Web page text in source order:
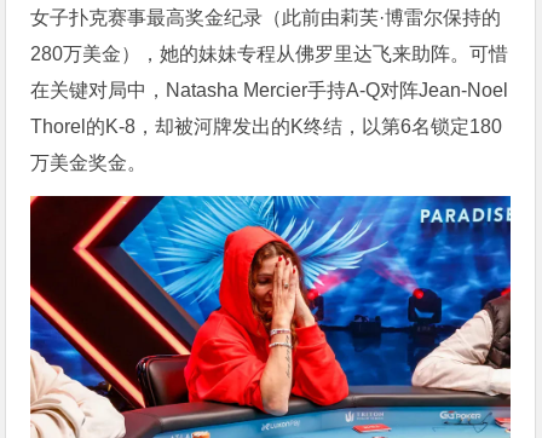
女子扑克赛事最高奖金纪录（此前由莉芙·博雷尔保持的
280万美金），她的妹妹专程从佛罗里达飞来助阵。可惜
在关键对局中，Natasha Mercier手持A-Q对阵Jean-Noel
Thorel的K-8，却被河牌发出的K终结，以第6名锁定180
万美金奖金。